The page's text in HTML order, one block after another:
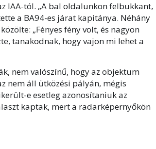
IAA-tól. „A bal oldalunkon felbukkant,
a BA94-es járat kapitánya. Néhány
„Fényes fény volt, és nagyon
tanakodnak, hogy vajon mi lehet a
nem valószínű, hogy az objektum
nem áll ütközési pályán, mégis
e esetleg azonosítaniuk az
kaptak, mert a radarképernyőkön